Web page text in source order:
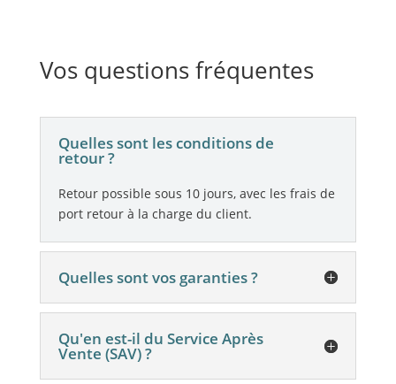
Vos questions fréquentes
Quelles sont les conditions de
retour ?
Retour possible sous 10 jours, avec les frais de
port retour à la charge du client.
Quelles sont vos garanties ?
Qu'en est-il du Service Après
Vente (SAV) ?